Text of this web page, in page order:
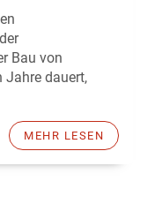
Bau von
Jahre dauert,
MEHR LESEN